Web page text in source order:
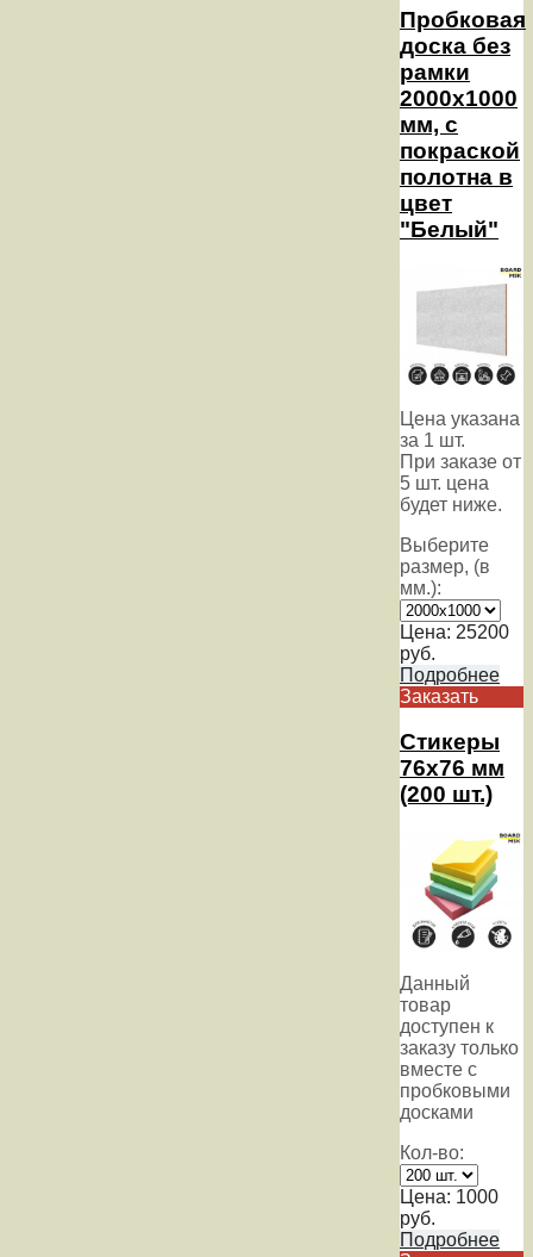
Пробковая
доска без
рамки
2000х1000
мм, с
покраской
полотна в
цвет
"Белый"
Цена указана
за 1 шт.
При заказе от
5 шт. цена
будет ниже.
Выберите
размер, (в
мм.):
Цена: 25200
руб.
Подробнее
Заказать
Стикеры
76х76 мм
(200 шт.)
Данный
товар
доступен к
заказу только
вместе с
пробковыми
досками
Кол-во:
Цена: 1000
руб.
Подробнее